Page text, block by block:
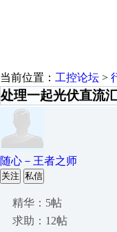
当前位置： 工控论坛 >
处理一起光伏直流
随心－王者之师
关注 私信
精华：5帖
求助：12帖